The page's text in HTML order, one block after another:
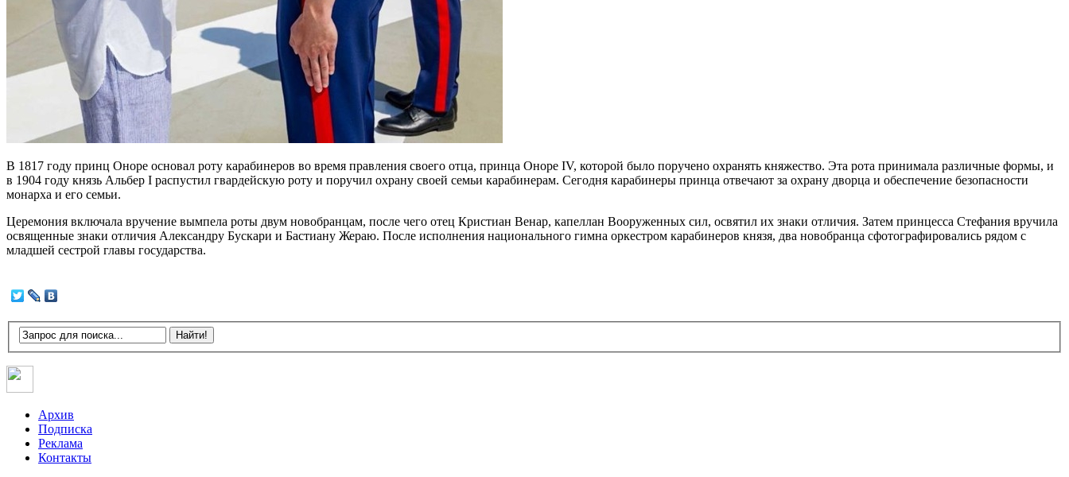
В 1817 году принц Оноре основал роту карабинеров во время правления своего отца, принца Оноре IV, которой было поручено охранять княжество. Эта рота принимала различные формы, и
в 1904 году князь Альбер I распустил гвардейскую роту и поручил охрану своей семьи карабинерам. Сегодня карабинеры принца отвечают за охрану дворца и обеспечение безопасности
монарха и его семьи.
Церемония включала вручение вымпела роты двум новобранцам, после чего отец Кристиан Венар, капеллан Вооруженных сил, освятил их знаки отличия. Затем принцесса Стефания вручила
освященные знаки отличия Александру Бускари и Бастиану Жераю. После исполнения национального гимна оркестром карабинеров князя, два новобранца сфотографировались рядом с
младшей сестрой главы государства.
Архив
Подписка
Реклама
Контакты